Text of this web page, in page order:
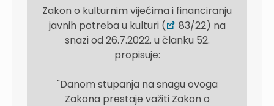
Zakon o kulturnim vijećima i financiranju
javnih potreba u kulturi (
83/22) na
snazi od 26.7.2022. u članku 52.
propisuje:
"Danom stupanja na snagu ovoga
Zakona prestaje važiti Zakon o